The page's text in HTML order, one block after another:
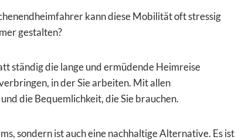
kann diese Mobilität oft stressig
gestalten?
ständig die lange und ermüdende Heimreise
in der Sie arbeiten. Mit allen
die Bequemlichkeit, die Sie brauchen.
sondern ist auch eine nachhaltige Alternative. Es ist